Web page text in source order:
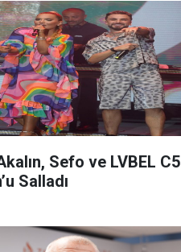
Sefo ve LVBEL C5
Salladı